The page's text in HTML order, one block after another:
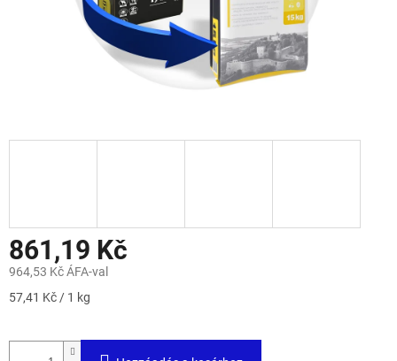
861,19 Kč
964,53 Kč ÁFA-val
Egységár:
57,41 Kč / 1 kg